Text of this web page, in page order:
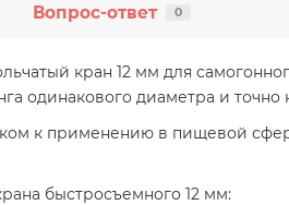
Вопрос-ответ 0
кран 12 мм для
одинакового диаметра и точно
к применению в пищевой
быстросъемного 12 мм: